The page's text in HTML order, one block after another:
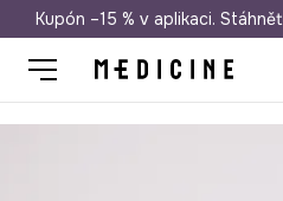
Doprava zdarma při
Kupón –15 % v aplikaci.